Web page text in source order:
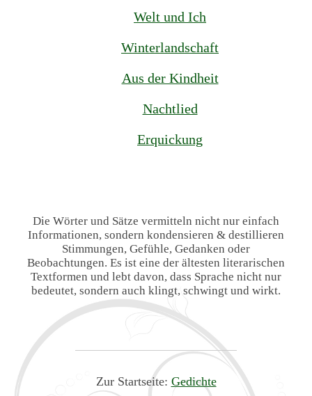
Welt und Ich
Winterlandschaft
Aus der Kindheit
Nachtlied
Erquickung
Die Wörter und Sätze vermitteln nicht nur einfach
Informationen, sondern kondensieren & destillieren
Stimmungen, Gefühle, Gedanken oder
Beobachtungen. Es ist eine der ältesten literarischen
Textformen und lebt davon, dass Sprache nicht nur
bedeutet, sondern auch klingt, schwingt und wirkt.
Zur Startseite: Gedichte